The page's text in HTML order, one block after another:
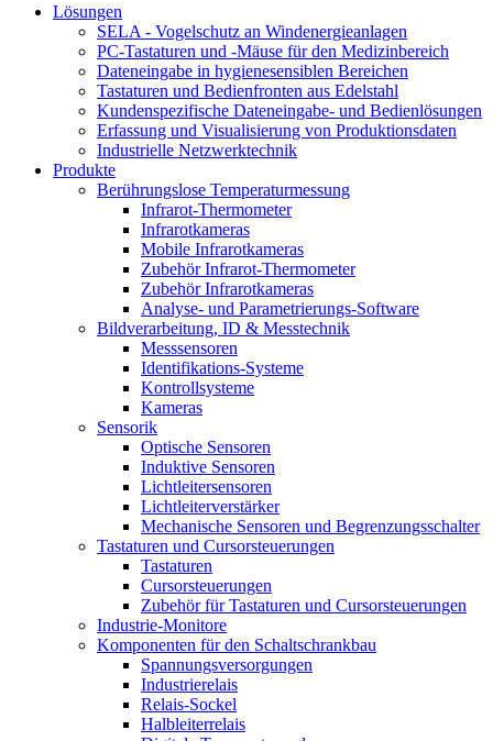
Lösungen
SELA - Vogelschutz an Windenergieanlagen
PC-Tastaturen und -Mäuse für den Medizinbereich
Dateneingabe in hygienesensiblen Bereichen
Tastaturen und Bedienfronten aus Edelstahl
Kundenspezifische Dateneingabe- und Bedienlösungen
Erfassung und Visualisierung von Produktionsdaten
Industrielle Netzwerktechnik
Produkte
Berührungslose Temperaturmessung
Infrarot-Thermometer
Infrarotkameras
Mobile Infrarotkameras
Zubehör Infrarot-Thermometer
Zubehör Infrarotkameras
Analyse- und Parametrierungs-Software
Bildverarbeitung, ID & Messtechnik
Messsensoren
Identifikations-Systeme
Kontrollsysteme
Kameras
Sensorik
Optische Sensoren
Induktive Sensoren
Lichtleitersensoren
Lichtleiterverstärker
Mechanische Sensoren und Begrenzungsschalter
Tastaturen und Cursorsteuerungen
Tastaturen
Cursorsteuerungen
Zubehör für Tastaturen und Cursorsteuerungen
Industrie-Monitore
Komponenten für den Schaltschrankbau
Spannungsversorgungen
Industrierelais
Relais-Sockel
Halbleiterrelais